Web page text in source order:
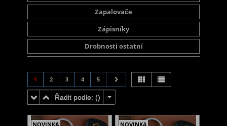
Zapalovače
Zápisníky
Drobnosti ostatní
1 2 3 4 5
Řadit podle: ()
NOVINKA NOVINKA